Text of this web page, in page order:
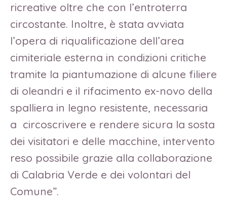
ricreative oltre che con l’entroterra
circostante. Inoltre, è stata avviata
l’opera di riqualificazione dell’area
cimiteriale esterna in condizioni critiche
tramite la piantumazione di alcune filiere
di oleandri e il rifacimento ex-novo della
spalliera in legno resistente, necessaria
a circoscrivere e rendere sicura la sosta
dei visitatori e delle macchine, intervento
reso possibile grazie alla collaborazione
di Calabria Verde e dei volontari del
Comune”.